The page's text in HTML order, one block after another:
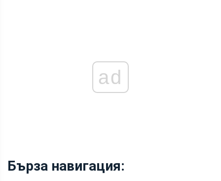
ad
Бърза навигация: